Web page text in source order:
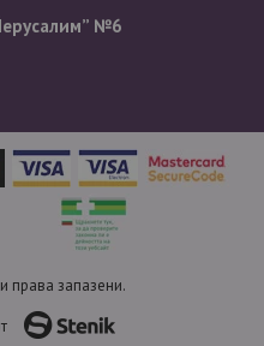
№6
права запазени.